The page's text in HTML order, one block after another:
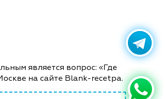
является вопрос: «Где
на сайте Blank-recetpa.